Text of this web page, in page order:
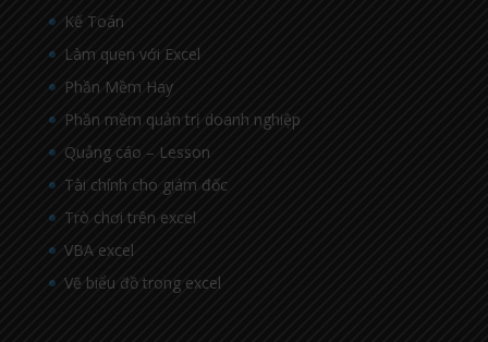
Kế Toán
Làm quen với Excel
Phần Mềm Hay
Phần mềm quản trị doanh nghiệp
Quảng cáo – Lesson
Tài chính cho giám đốc
Trò chơi trên excel
VBA excel
Vẽ biểu đồ trong excel